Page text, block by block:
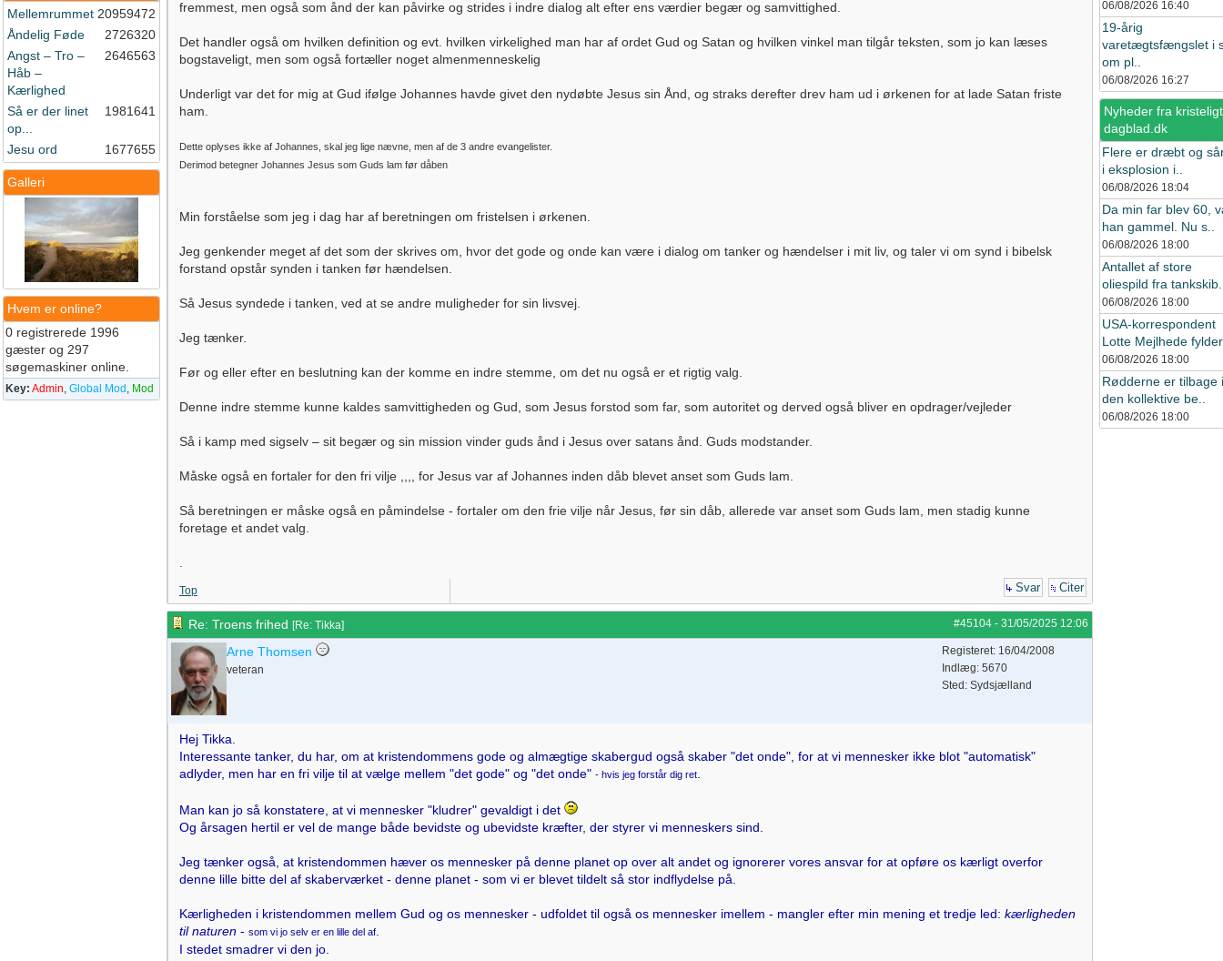
Mellemrummet 20959472
Åndelig Føde
2726320
Angst – Tro –
Håb –
Kærlighed
2646563
Så er der linet
op...
1981641
Jesu ord 1677655
Galleri
Hvem er online?
0 registrerede 1996
gæster og 297
søgemaskiner online.
Key: Admin, Global Mod , Mod
fremmest, men også som ånd der kan påvirke og strides i indre dialog alt efter ens værdier begær og samvittighed.
Det handler også om hvilken definition og evt. hvilken virkelighed man har af ordet Gud og Satan og hvilken vinkel man tilgår teksten, som jo kan læses
bogstaveligt, men som også fortæller noget almenmenneskelig
Underligt var det for mig at Gud ifølge Johannes havde givet den nydøbte Jesus sin Ånd, og straks derefter drev ham ud i ørkenen for at lade Satan friste
ham.
Dette oplyses ikke af Johannes, skal jeg lige nævne, men af de 3 andre evangelister.
Derimod betegner Johannes Jesus som Guds lam før dåben
Min forståelse som jeg i dag har af beretningen om fristelsen i ørkenen.
Jeg genkender meget af det som der skrives om, hvor det gode og onde kan være i dialog om tanker og hændelser i mit liv, og taler vi om synd i bibelsk
forstand opstår synden i tanken før hændelsen.
Så Jesus syndede i tanken, ved at se andre muligheder for sin livsvej.
Jeg tænker.
Før og eller efter en beslutning kan der komme en indre stemme, om det nu også er et rigtig valg.
Denne indre stemme kunne kaldes samvittigheden og Gud, som Jesus forstod som far, som autoritet og derved også bliver en opdrager/vejleder
Så i kamp med sigselv – sit begær og sin mission vinder guds ånd i Jesus over satans ånd. Guds modstander.
Måske også en fortaler for den fri vilje ,,,, for Jesus var af Johannes inden dåb blevet anset som Guds lam.
Så beretningen er måske også en påmindelse - fortaler om den frie vilje når Jesus, før sin dåb, allerede var anset som Guds lam, men stadig kunne
foretage et andet valg.
Top Svar Citer
#45104 - 31/05/2025 12:06
Re: Troens frihed [Re: Tikka]
Arne Thomsen
veteran
Registeret: 16/04/2008
Indlæg: 5670
Sted: Sydsjælland
Hej Tikka.
Interessante tanker, du har, om at kristendommens gode og almægtige skabergud også skaber "det onde", for at vi mennesker ikke blot "automatisk"
adlyder, men har en fri vilje til at vælge mellem "det gode" og "det onde" - hvis jeg forstår dig ret
Man kan jo så konstatere, at vi mennesker "kludrer" gevaldigt i det
Og årsagen hertil er vel de mange både bevidste og ubevidste kræfter, der styrer vi menneskers sind.
Jeg tænker også, at kristendommen hæver os mennesker på denne planet op over alt andet og ignorerer vores ansvar for at opføre os kærligt overfor
denne lille bitte del af skaberværket - denne planet - som vi er blevet tildelt så stor indflydelse på.
Kærligheden i kristendommen mellem Gud og os mennesker - udfoldet til også os mennesker imellem - mangler efter min mening et tredje led: kærligheden
til naturen - som vi jo selv er en lille del af
I stedet smadrer vi den jo.
06/08/2026 16:40
19-årig
varetægtsfængslet i
om pl..
06/08/2026 16:27
Nyheder fra
dagblad.dk
Flere er dræbt og
i eksplosion i..
06/08/2026 18:04
Da min far blev 60,
han gammel. Nu s..
06/08/2026 18:00
Antallet af store
oliespild fra
06/08/2026 18:00
USA-korrespondent
Lotte Mejlhede
06/08/2026 18:00
Rødderne er tilbage i
den kollektive be..
06/08/2026 18:00